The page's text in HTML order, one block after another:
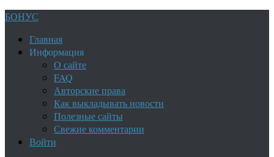
БОНУС
Главная
Информация
О сайте
FAQ
Авторские права
Как выкладывать новости
Полезные сайты
Свежие комментарии
Войти